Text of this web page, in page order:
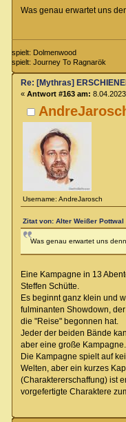
Was genau erwartet uns
spielt: Dolmenwood
spielt: Journey To Ragnarök
Username: AndreJarosch
Re: [Mythras]
« Antwort #163 am:
Zitat von: Alter Weißer
Was genau erwartet uns
Eine Kampagne in 13
Steffen Schütte.
Es beginnt ganz klein und
fulminanten Showdown,
die "Reise" begonnen hat.
Jeder der beiden Bände
aber eine große Kampagne.
Die Kampagne spielt auf
Welten, aber ein kurzes
(Charaktererschaffung) ist
vorgefertigte Charaktere